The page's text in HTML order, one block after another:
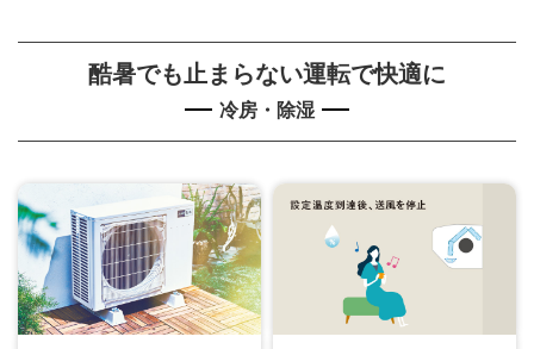
酷暑でも止まらない運転で快適に
冷房・除湿